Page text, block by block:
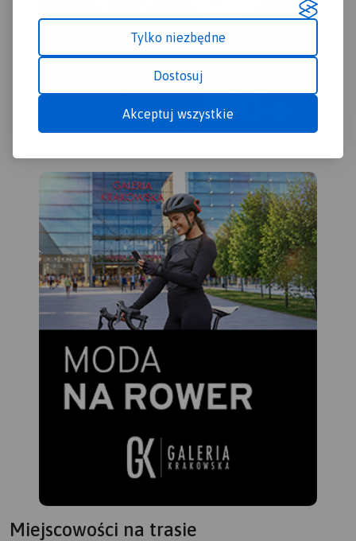
Tylko niezbędne
Dostosuj
Akceptuj wszystkie
Miejscowości na trasie